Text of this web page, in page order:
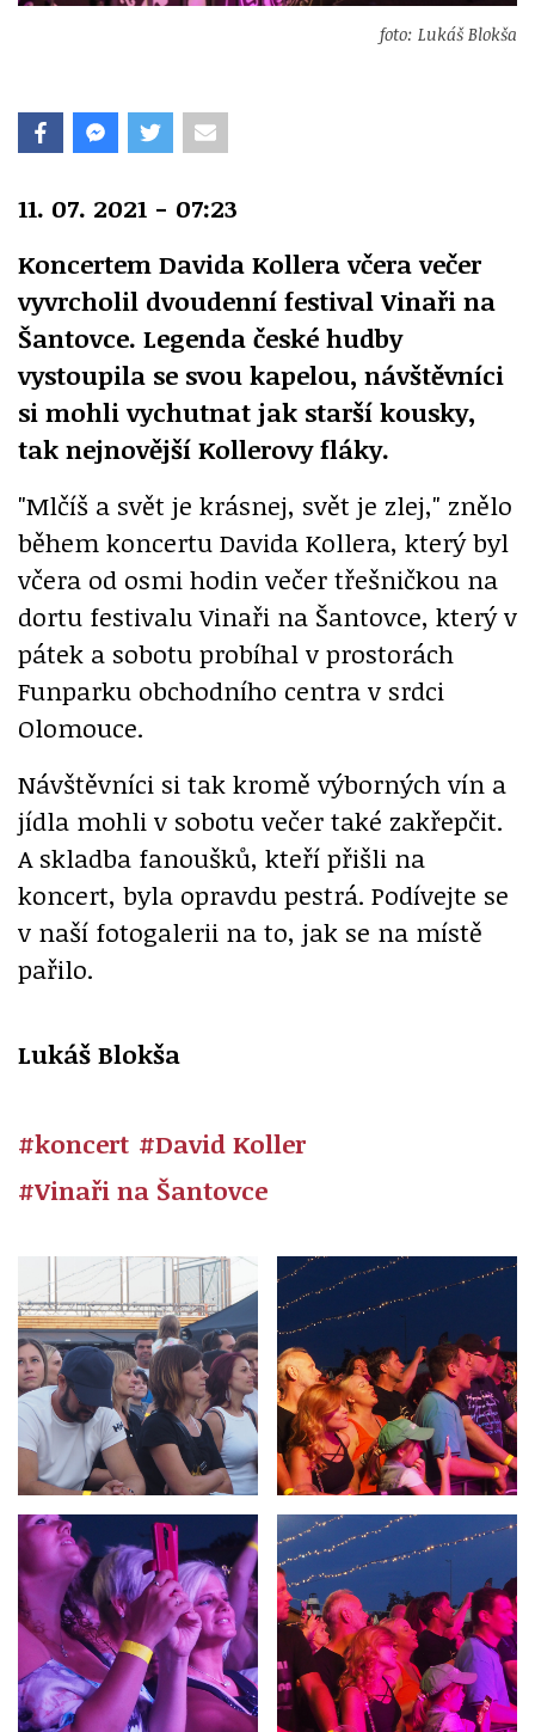
foto: Lukáš Blokša
11. 07. 2021 - 07:23
Koncertem Davida Kollera včera večer
vyvrcholil dvoudenní festival Vinaři na
Šantovce. Legenda české hudby
vystoupila se svou kapelou, návštěvníci
si mohli vychutnat jak starší kousky,
tak nejnovější Kollerovy fláky.
"Mlčíš a svět je krásnej, svět je zlej," znělo
během koncertu Davida Kollera, který byl
včera od osmi hodin večer třešničkou na
dortu festivalu Vinaři na Šantovce, který v
pátek a sobotu probíhal v prostorách
Funparku obchodního centra v srdci
Olomouce.
Návštěvníci si tak kromě výborných vín a
jídla mohli v sobotu večer také zakřepčit.
A skladba fanoušků, kteří přišli na
koncert, byla opravdu pestrá. Podívejte se
v naší fotogalerii na to, jak se na místě
pařilo.
Lukáš Blokša
#koncert #David Koller
#Vinaři na Šantovce